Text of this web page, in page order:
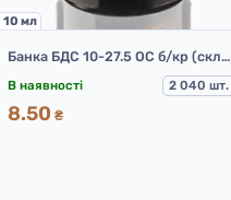
10 мл
Банка БДС 10-27.5 ОС б/кр (скляні баночки 10 мл)
В наявності 2 040 шт.
8.50 ₴